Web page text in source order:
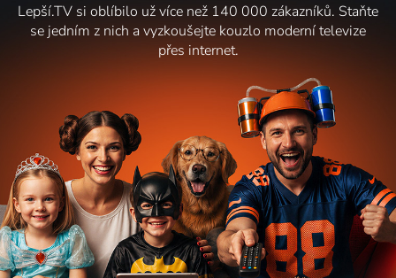
Lepší.TV si oblíbilo už více než 140 000 zákazníků. Staňte
se jedním z nich a vyzkoušejte kouzlo moderní televize
přes internet.